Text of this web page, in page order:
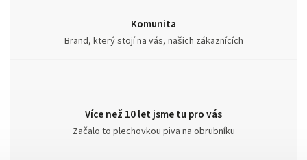
Komunita
Brand, který stojí na vás, našich zákaznících
Více než 10 let jsme tu pro vás
Začalo to plechovkou piva na obrubníku